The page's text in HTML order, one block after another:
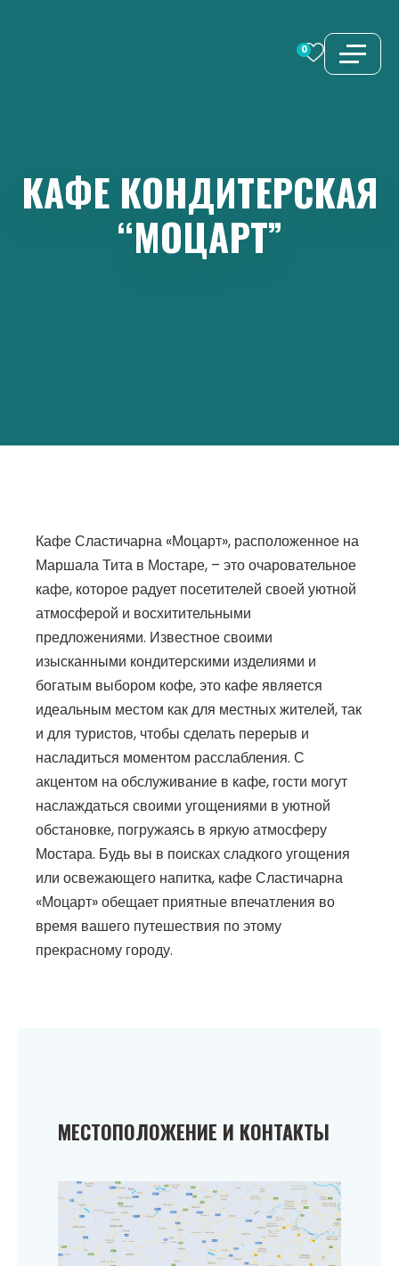
0
КАФЕ КОНДИТЕРСКАЯ
“МОЦАРТ”
Кафе Сластичарна «Моцарт», расположенное на
Маршала Тита в Мостаре, – это очаровательное
кафе, которое радует посетителей своей уютной
атмосферой и восхитительными
предложениями. Известное своими
изысканными кондитерскими изделиями и
богатым выбором кофе, это кафе является
идеальным местом как для местных жителей, так
и для туристов, чтобы сделать перерыв и
насладиться моментом расслабления. С
акцентом на обслуживание в кафе, гости могут
наслаждаться своими угощениями в уютной
обстановке, погружаясь в яркую атмосферу
Мостара. Будь вы в поисках сладкого угощения
или освежающего напитка, кафе Сластичарна
«Моцарт» обещает приятные впечатления во
время вашего путешествия по этому
прекрасному городу.
МЕСТОПОЛОЖЕНИЕ И КОНТАКТЫ